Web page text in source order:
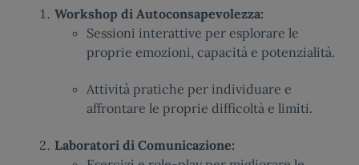
Workshop di Autoconsapevolezza:
Sessioni interattive per esplorare le
proprie emozioni, capacità e potenzialità.
Attività pratiche per individuare e
affrontare le proprie difficoltà e limiti.
Laboratori di Comunicazione: